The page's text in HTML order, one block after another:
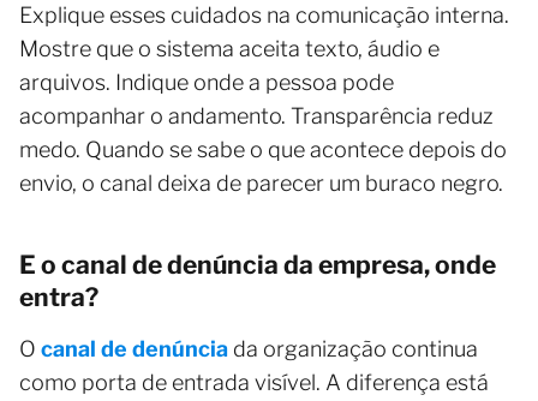
Explique esses cuidados na comunicação interna.
Mostre que o sistema aceita texto, áudio e
arquivos. Indique onde a pessoa pode
acompanhar o andamento. Transparência reduz
medo. Quando se sabe o que acontece depois do
envio, o canal deixa de parecer um buraco negro.
E o canal de denúncia da empresa, onde
entra?
O canal de denúncia da organização continua
como porta de entrada visível. A diferença está